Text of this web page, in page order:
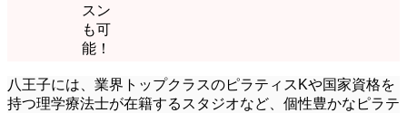
スン
も可
能！
八王子には、業界トップクラスのピラティスKや国家資格を
持つ理学療法士が在籍するスタジオなど、個性豊かなピラテ